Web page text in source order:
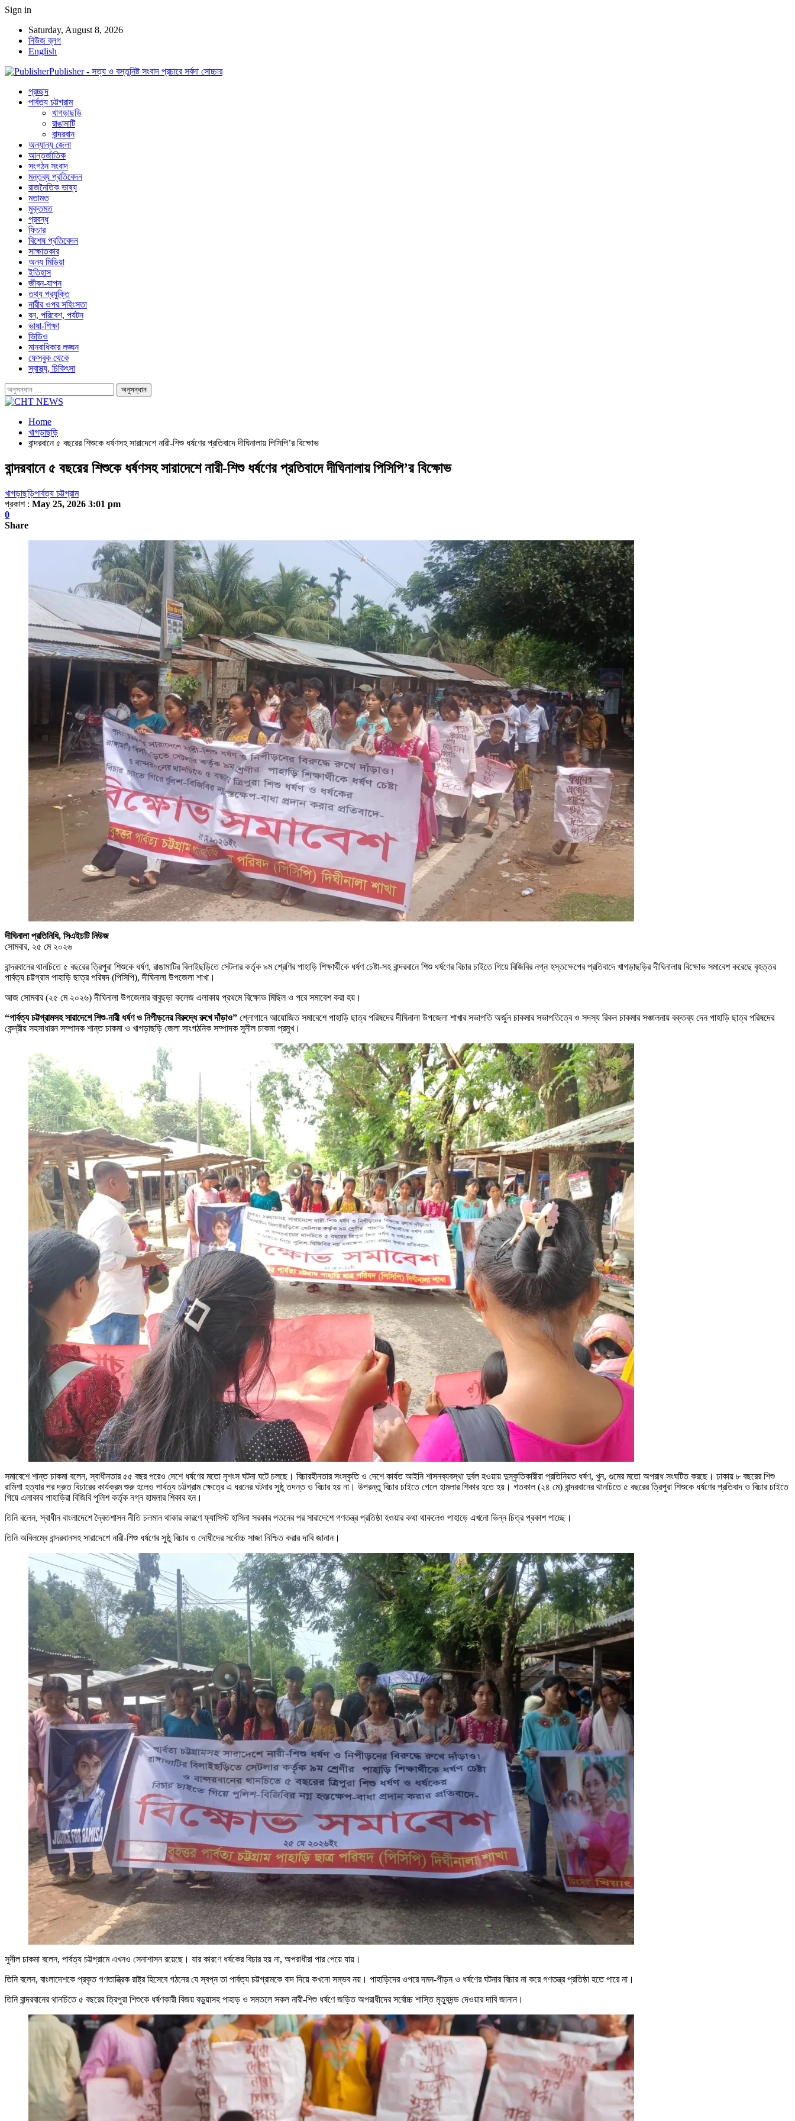
Sign in
Saturday, August 8, 2026
নিউজ ব্লগ
English
Publisher - সত্য ও বস্তুনিষ্ট সংবাদ প্রচারে সর্বদা সোচ্চার
প্রচ্ছদ
পার্বত্য চট্টগ্রাম
খাগড়াছড়ি
রাঙামাটি
বান্দরবান
অন্যান্য জেলা
আন্তর্জাতিক
সংগঠন সংবাদ
মন্তব্য প্রতিবেদন
রাজনৈতিক ভাষ্য
মতামত
মুক্তমত
প্রবন্ধ
ফিচার
বিশেষ প্রতিবেদন
সাক্ষাতকার
অন্য মিডিয়া
ইতিহাস
জীবন-যাপন
তথ্য প্রযুক্তি
নারীর ওপর সহিংসতা
বন, পরিবেশ, পর্যটন
ভাষা-শিক্ষা
ভিডিও
মানবাধিকার লঙ্ঘন
ফেসবুক থেকে
স্বাস্থ্য, চিকিৎসা
Home
খাগড়াছড়ি
বান্দরবানে ৫ বছরের শিশুকে ধর্ষণসহ সারাদেশে নারী-শিশু ধর্ষণের প্রতিবাদে দীঘিনালায় পিসিপি’র বিক্ষোভ
বান্দরবানে ৫ বছরের শিশুকে ধর্ষণসহ সারাদেশে নারী-শিশু ধর্ষণের প্রতিবাদে দীঘিনালায় পিসিপি’র বিক্ষোভ
খাগড়াছড়িপার্বত্য চট্টগ্রাম
প্রকাশ : May 25, 2026 3:01 pm
0
Share
দীঘিনালা প্রতিনিধি, সিএইচটি নিউজ
সোমবার, ২৫ মে ২০২৬
বান্দরবানের থানচিতে ৫ বছরের ত্রিপুরা শিশুকে ধর্ষণ, রাঙামাটির বিলাইছড়িতে সেটলার কর্তৃক ৯ম শ্রেণির পাহাড়ি শিক্ষার্থীকে ধর্ষণ চেষ্টা-সহ বান্দরবানে শিশু ধর্ষণের বিচার চাইতে গিয়ে বিজিবির নগ্ন হস্তক্ষেপের প্রতিবাদে খাগড়াছড়ির দীঘিনালায় বিক্ষোভ সমাবেশ করেছে বৃহত্তর
পার্বত্য চট্টগ্রাম পাহাড়ি ছাত্র পরিষদ (পিসিপি), দীঘিনালা উপজেলা শাখা।
আজ সোমবার (২৫ মে ২০২৬) দীঘিনালা উপজেলার বাবুছড়া কলেজ এলাকায় প্রথমে বিক্ষোভ মিছিল ও পরে সমাবেশ করা হয়।
“পার্বত্য চট্টগ্রামসহ সারাদেশে শিশু-নারী ধর্ষণ ও নিপীড়নের বিরুদ্ধে রুখে দাঁড়াও” শ্লোগানে আয়োজিত সমাবেশে পাহাড়ি ছাত্র পরিষদের দীঘিনালা উপজেলা শাখার সভাপতি অর্জুন চাকমার সভাপতিত্বে ও সদস্য রিকন চাকমার সঞ্চালনায় বক্তব্য দেন পাহাড়ি ছাত্র পরিষদের
কেন্দ্রীয় সহসাধারন সম্পাদক শান্ত চাকমা ও খাগড়াছড়ি জেলা সাংগঠনিক সম্পাদক সুনীল চাকমা প্রমুখ।
সমাবেশে শান্ত চাকমা বলেন, স্বাধীনতার ৫৫ বছর পরেও দেশে ধর্ষণের মতো নৃশংস ঘটনা ঘটে চলছে। বিচারহীনতার সংস্কৃতি ও দেশে কার্যত আইনি শাসনব্যবস্থা দুর্বল হওয়ায় দুস্কৃতিকারীরা প্রতিনিয়ত ধর্ষণ, খুন, গুমের মতো অপরাধ সংঘটিত করছে। ঢাকায় ৮ বছরের শিশু
রামিশা হত্যার পর দ্রুত বিচারের কার্যক্রম শুরু হলেও পার্বত্য চট্টগ্রাম ক্ষেত্রে এ ধরনের ঘটনার সুষ্ঠু তদন্ত ও বিচার হয় না। উপরন্তু বিচার চাইতে গেলে হামলার শিকার হতে হয়। গতকাল (২৪ মে) বান্দরবানের থানচিতে ৫ বছরের ত্রিপুরা শিশুকে ধর্ষণের প্রতিবাদ ও বিচার চাইতে
গিয়ে এলাকার পাহাড়িরা বিজিবি পুলিশ কর্তৃক নগ্ন হামলার শিকার হন।
তিনি বলেন, স্বাধীন বাংলাদেশে দ্বৈতশাসন নীতি চলমান থাকার কারণে ফ্যাসিস্ট হাসিনা সরকার পতনের পর সারাদেশে গণতন্ত্র প্রতিষ্ঠা হওয়ার কথা থাকলেও পাহাড়ে এখনো ভিন্ন চিত্র প্রকাশ পাচ্ছে।
তিনি অবিলম্বে বান্দরবানসহ সারাদেশে নারী-শিশু ধর্ষণের সুষ্ঠু বিচার ও দোষীদের সর্বোচ্চ সাজা নিশ্চিত করার দাবি জানান।
সুনীল চাকমা বলেন, পার্বত্য চট্টগ্রামে এখনও সেনাশাসন রয়েছে। যার কারণে ধর্ষকের বিচার হয় না, অপরাধীরা পার পেয়ে যায়।
তিনি বলেন, বাংলাদেশকে প্রকৃত গণতান্ত্রিক রাষ্ট্র হিসেবে গঠনের যে স্বপ্ন তা পার্বত্য চট্টগ্রামকে বাদ দিয়ে কখনো সম্ভব নয়। পাহাড়িদের ওপরে দমন-পীড়ন ও ধর্ষণের ঘটনার বিচার না করে গণতন্ত্র প্রতিষ্ঠা হতে পারে না।
তিনি বান্দরবানের থানচিতে ৫ বছরের ত্রিপুরা শিশুকে ধর্ষণকারী বিজয় বড়ুয়াসহ পাহাড় ও সমতলে সকল নারী-শিশু ধর্ষণে জড়িত অপরাধীদের সর্বোচ্চ শাস্তি মৃত্যুদন্ড দেওয়ার দাবি জানান।